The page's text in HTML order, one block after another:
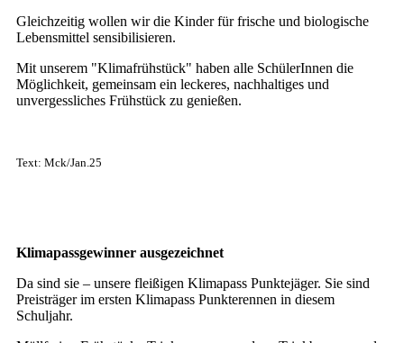
Gleichzeitig wollen wir die Kinder für frische und biologische
Lebensmittel sensibilisieren.
Mit unserem "Klimafrühstück" haben alle SchülerInnen die
Möglichkeit, gemeinsam ein leckeres, nachhaltiges und
unvergessliches Frühstück zu genießen.
Text: Mck/Jan.25
Klimapassgewinner ausgezeichnet
Da sind sie – unsere fleißigen Klimapass Punktejäger. Sie sind
Preisträger im ersten Klimapass Punkterennen in diesem
Schuljahr.